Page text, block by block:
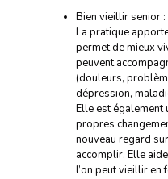
Bien vieillir senior :
La pratique
permet de mieux
peuvent
(douleurs,
dépression,
Elle est également
propres
nouveau regard
accomplir. Elle
l’on peut vieillir en